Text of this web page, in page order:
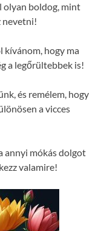
olyan boldog, mint
nevetni!
kívánom, hogy ma
a legőrültebbek is!
és remélem, hogy
a vicces
annyi mókás dolgot
valamire!